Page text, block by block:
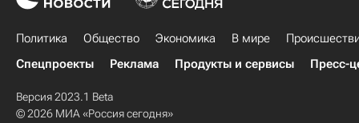
Политика Общество Экономика В мире
Спецпроекты
Реклама Продукты и сервисы Пресс-
Версия 2023.1 Beta
© 2026 МИА «Россия сегодня»